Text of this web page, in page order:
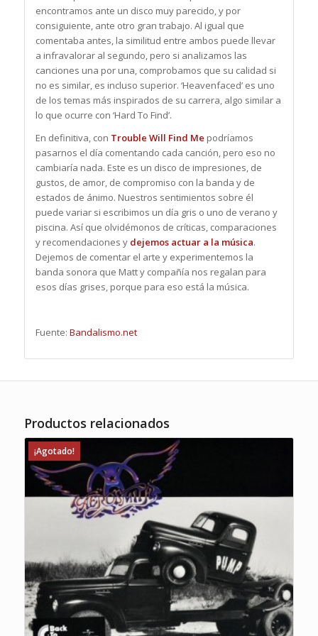
encontramos ante un disco muy parecido, y por
consiguiente, ante otro gran trabajo. Al igual que
comentaba antes, la similitud entre ambos puede llevar
a infravalorar al segundo, pero si analizamos las
canciones una por una, comprobamos que su calidad si
no es similar, es incluso superior. ‘Heavenfaced’ es uno
de los temas más inspirados de su carrera, algo similar a
lo que ocurre con ‘Hard To Find’.
En definitiva, con Trouble Will Find Me podríamos
pasarnos el día comentando cada canción, pero eso no
cambiaría nada. Este es un disco de impresiones, de
gustos, de amor, de compromiso con la banda y de
estados de ánimo. Nuestros sentimientos sobre él
puede variar si escribimos un día gris o uno de verano y
piscina. Así que olvidémonos de críticas, comparaciones
y recomendaciones y dejemos actuar a la música.
Dejemos de comentar el arte y experimentemos la
banda sonora que Matt y compañía nos regalan para
esos días grises, porque para eso está la música.
Fuente: Bandalismo.net
Productos relacionados
¡Agotado!